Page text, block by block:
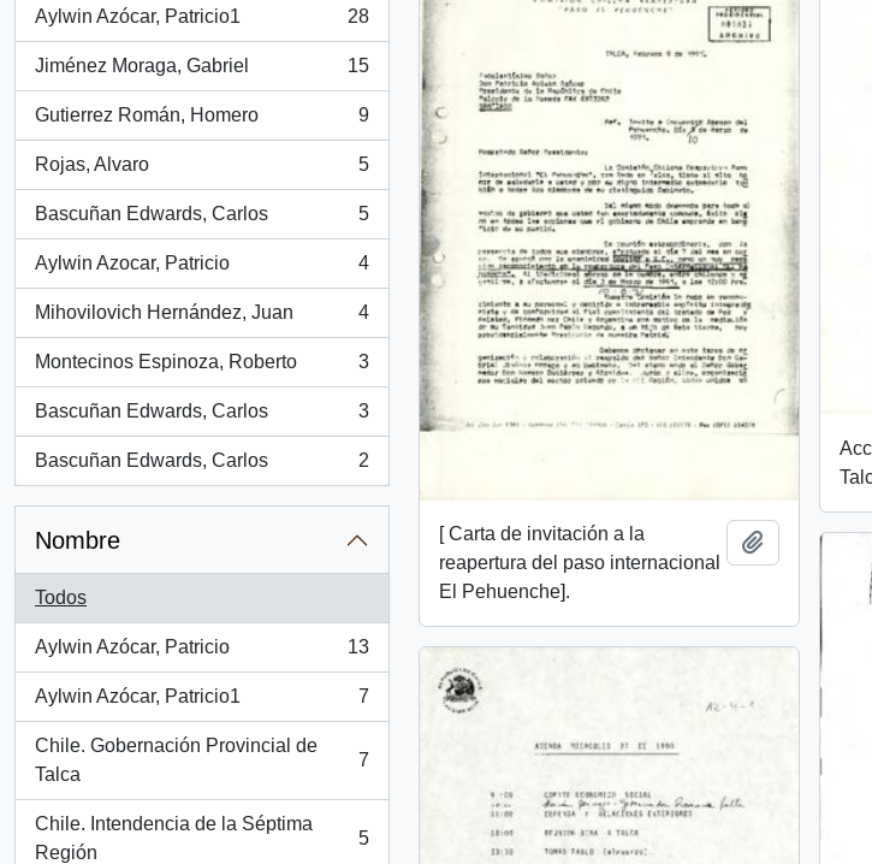
Aylwin Azócar, Patricio1
, 28 resultados
28
Jiménez Moraga, Gabriel
, 15 resultados
15
Gutierrez Román, Homero
, 9 resultados
9
Rojas, Alvaro
, 5 resultados
5
Bascuñan Edwards, Carlos
, 5 resultados
5
Aylwin Azocar, Patricio
, 4 resultados
4
Mihovilovich Hernández, Juan
, 4 resultados
4
Montecinos Espinoza, Roberto
, 3 resultados
3
Bascuñan Edwards, Carlos
, 3 resultados
3
Bascuñan Edwards, Carlos
, 2 resultados
2
Nombre
Todos
Aylwin Azócar, Patricio
, 13 resultados
13
Aylwin Azócar, Patricio1
, 7 resultados
7
Chile. Gobernación Provincial de
Talca
, 7 resultados
7
Chile. Intendencia de la Séptima
Región
, 5 resultados
5
[ Carta de invitación a la
reapertura del paso internacional
El Pehuenche].
Añadir al